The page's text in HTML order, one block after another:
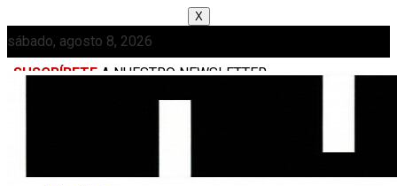
X
sábado, agosto 8, 2026
SUSCRÍBETE A NUESTRO NEWSLETTER